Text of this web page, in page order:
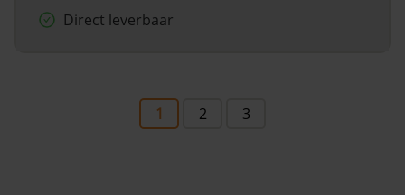
Direct leverbaar
1 2 3